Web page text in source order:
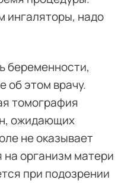
надо
беременности,
об этом врачу.
томография
ожидающих
не оказывает
на организм матери
при подозрении